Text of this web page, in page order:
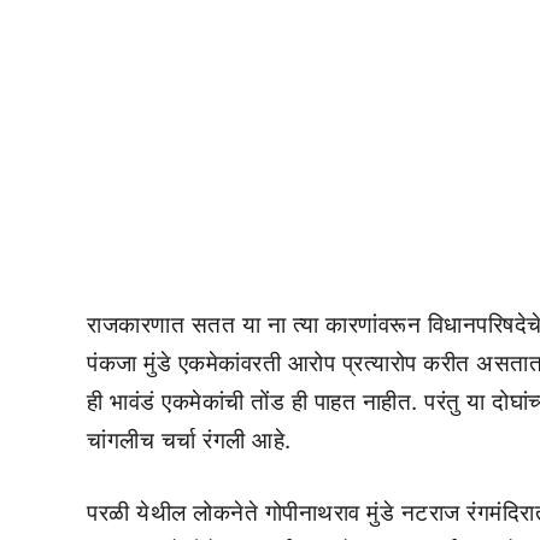
राजकारणात सतत या ना त्या कारणांवरून
पंकजा मुंडे एकमेकांवरती आरोप प्रत्यारोप करीत
ही भावंडं एकमेकांची तोंड ही पाहत नाहीत. परंतु या
चांगलीच चर्चा रंगली आहे.
परळी येथील लोकनेते गोपीनाथराव मुंडे नटराज